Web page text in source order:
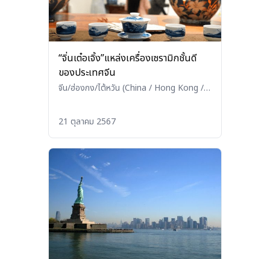
“จิ่นเต๋อเจิ้ง”แหล่งเครื่องเซรามิกชั้นดี
ของประเทศจีน
จีน/ฮ่องกง/ไต้หวัน (China / Hong Kong /
Tableware, and Kitchenware)
21 ตุลาคม 2567